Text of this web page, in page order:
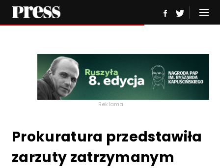
Reklama
Prokuratura przedstawiła
zarzuty zatrzymanym